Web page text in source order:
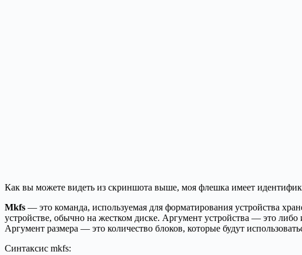
Как вы можете видеть из скриншота выше, моя флешка имеет
Mkfs — это команда, используемая для форматирования устройства
устройстве, обычно на жестком диске. Аргумент устройства — это
Аргумент размера — это количество блоков, которые будут
Синтаксис mkfs: